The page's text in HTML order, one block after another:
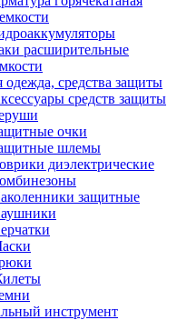
расширительные
одежда, средства защиты
средств защиты
очки
шлемы
диэлектрические
защитные
инструмент